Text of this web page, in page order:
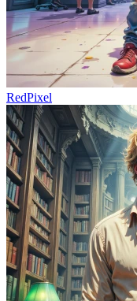
RedPixel